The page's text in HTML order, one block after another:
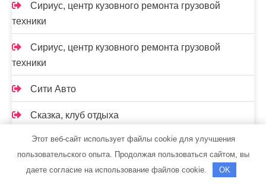
Сириус, центр кузовного ремонта грузовой
техники
Сириус, центр кузовного ремонта грузовой
техники
Сити Авто
Сказка, клуб отдыха
Скиф, автомойка
Скиф, автомойка
Этот веб-сайт использует файлы cookie для улучшения
пользовательского опыта. Продолжая пользоваться сайтом, вы
даете согласие на использование файлов cookie.
OK